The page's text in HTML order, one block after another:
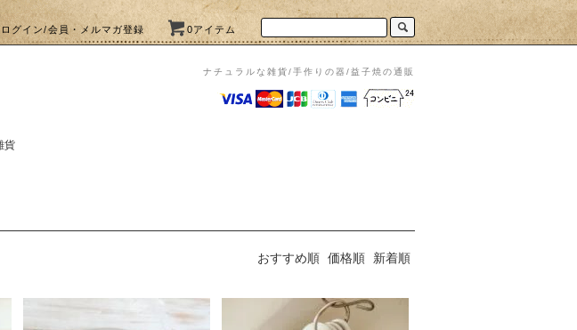
ログイン/会員・メルマガ登録 0アイテム
ナチュラルな雑貨/手作りの器/益子焼の通販
貨
おすすめ順 価格順 新着順